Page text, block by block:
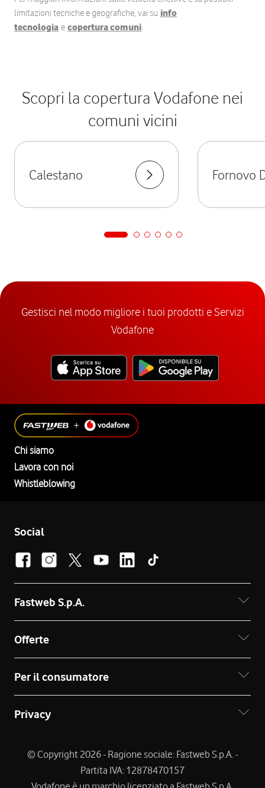
limitazioni tecniche e geografiche, vai su info
tecnologia e copertura comuni.
Scopri la copertura Vodafone nei
comuni vicini
Calestano Fornovo
Gestisci nel modo migliore i tuoi prodotti e Servizi
Vodafone
Chi siamo
Lavora con noi
Whistleblowing
Social
Fastweb S.p.A.
Offerte
Per il consumatore
Privacy
© Copyright 2026 - Ragione sociale: Fastweb S.p.A. -
Partita IVA: 12878470157